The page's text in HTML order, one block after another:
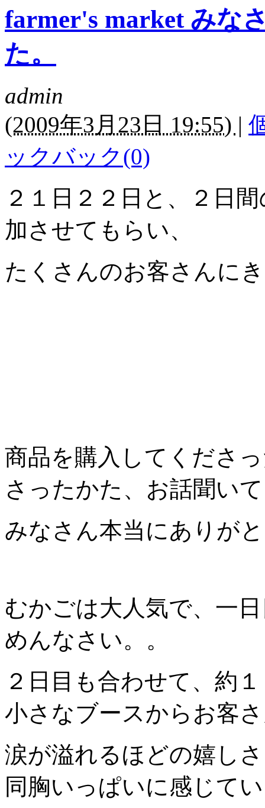
farmer's market みな
た。
admin
(2009年3月23日 19:55) |
ックバック(0)
２１日２２日と、２日間
加させてもらい、
たくさんのお客さんに
商品を購入してくださ
さったかた、お話聞い
みなさん本当にありが
むかごは大人気で、一
めんなさい。。
２日目も合わせて、約
小さなブースからお客
涙が溢れるほどの嬉し
同胸いっぱいに感じて